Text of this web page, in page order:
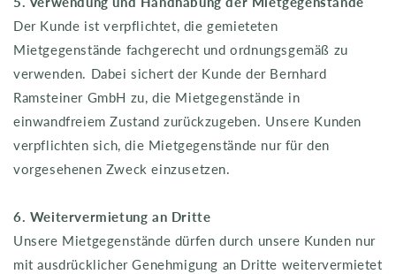
Der Kunde ist verpflichtet, die gemieteten
Mietgegenstände fachgerecht und ordnungsgemäß zu
verwenden. Dabei sichert der Kunde der Bernhard
Ramsteiner GmbH zu, die Mietgegenstände in
einwandfreiem Zustand zurückzugeben. Unsere Kunden
verpflichten sich, die Mietgegenstände nur für den
vorgesehenen Zweck einzusetzen.
6. Weitervermietung an Dritte
Unsere Mietgegenstände dürfen durch unsere Kunden nur
mit ausdrücklicher Genehmigung an Dritte weitervermietet